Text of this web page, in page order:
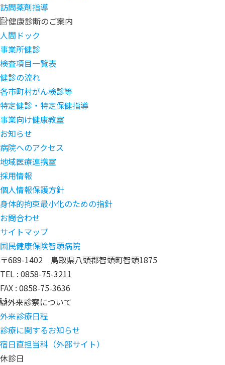
訪問薬剤指導
健康診断のご案内
人間ドック
事業所健診
検査項目一覧表
健診の流れ
各市町村がん検診等
特定健診・特定保健指導
事業向け健康教室
お知らせ
病院へのアクセス
地域医療連携室
採用情報
個人情報保護方針
身体的拘束最小化のための指針
お問合わせ
サイトマップ
国民健康保険智頭病院
〒689-1402 鳥取県八頭郡智頭町智頭1875
TEL : 0858-75-3211
FAX : 0858-75-3636
外来診察について
外来診療日程
診療に関するお知らせ
宿日直担当科 （外部サイト）
休診日